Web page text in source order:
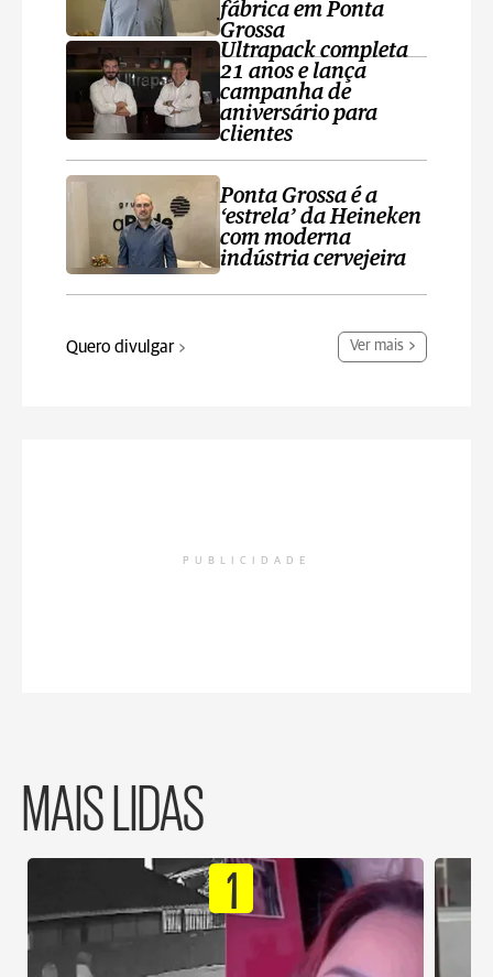
fábrica em Ponta
Grossa
Ultrapack completa
21 anos e lança
campanha de
aniversário para
clientes
Ponta Grossa é a
‘estrela’ da Heineken
com moderna
indústria cervejeira
Quero divulgar Ver mais
PUBLICIDADE
MAIS LIDAS
1